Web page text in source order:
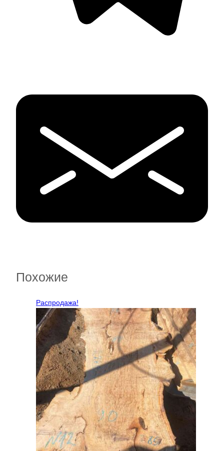
Похожие
Распродажа!